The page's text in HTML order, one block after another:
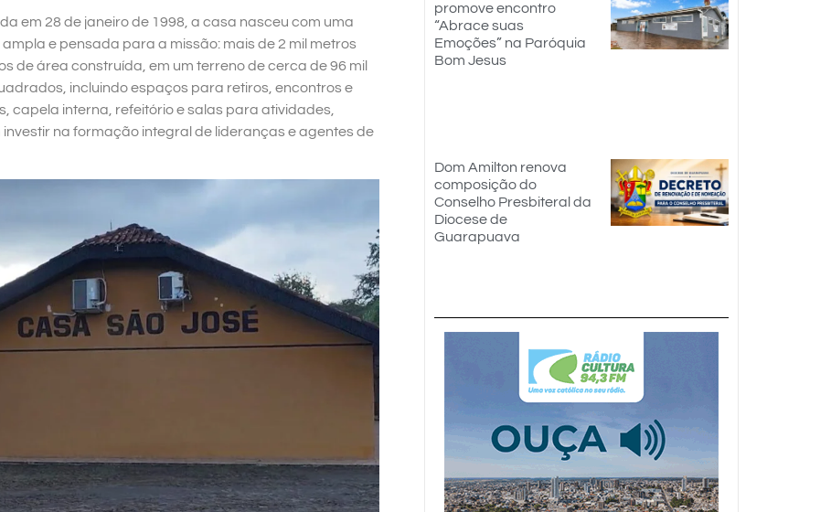
em 28 de janeiro de 1998, a casa nasceu com uma
e pensada para a missão: mais de 2 mil metros
de área construída, em um terreno de cerca de 96 mil
incluindo espaços para retiros, encontros e
capela interna, refeitório e salas para atividades,
na formação integral de lideranças e agentes de
promove encontro
“Abrace suas
Emoções” na Paróquia
Bom Jesus
Dom Amilton renova
composição do
Conselho Presbiteral da
Diocese de
Guarapuava